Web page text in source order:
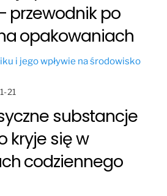
przewodnik po
opakowaniach
i jego wpływie na środowisko
21
substancje
kryje się w
codziennego